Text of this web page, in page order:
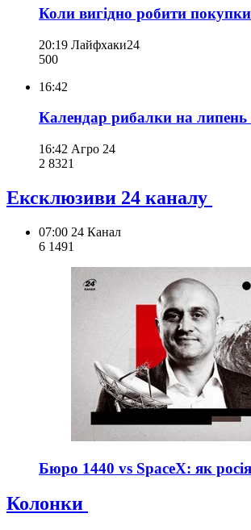
Коли вигідно робити
20:19 Лайфхаки24
500
16:42
Календар рибалки на липень
16:42 Агро 24
2 8321
Ексклюзиви 24 каналу
07:00 24 Канал
6 1491
Бюро 1440 vs SpaceX: як
Колонки